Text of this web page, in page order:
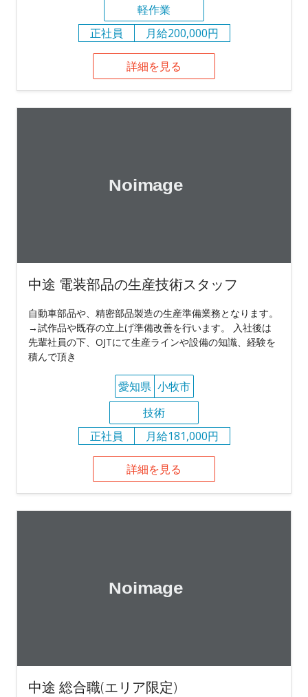
軽作業
正社員
月給200,000円
詳細を見る
中途 電装部品の生産技術スタッフ
自動車部品や、精密部品製造の生産準備業務となります。
→試作品や既存の立上げ準備改善を行います。 入社後は
先輩社員の下、OJTにて生産ラインや設備の知識、経験を
積んで頂き
愛知県 小牧市
技術
正社員
月給181,000円
詳細を見る
中途 総合職(エリア限定)